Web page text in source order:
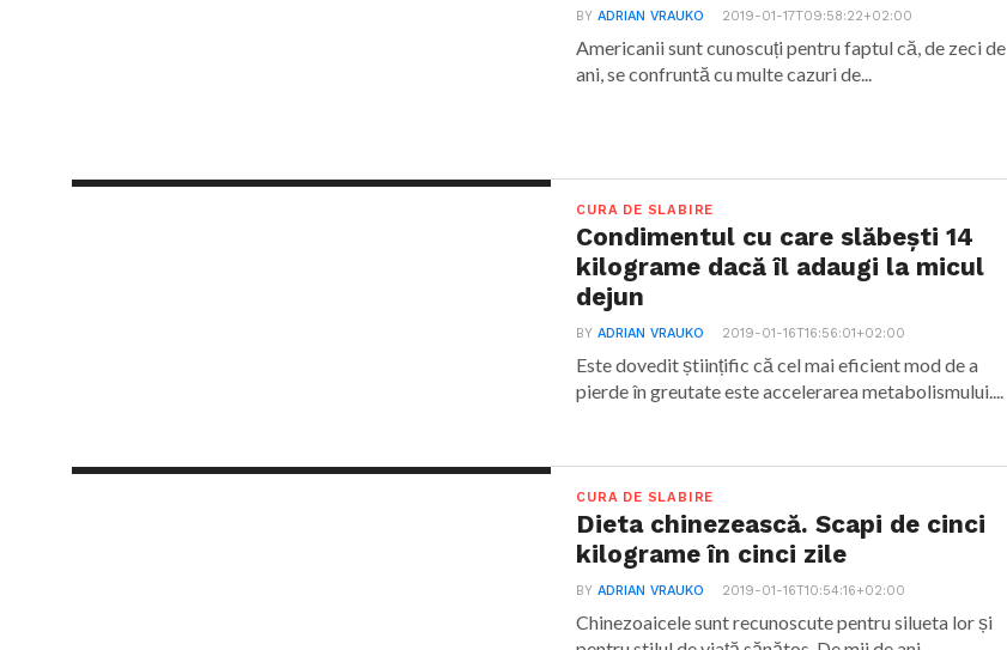
BYADRIAN VRAUKO 2019-01-17T09:58:22+02:00
Americanii sunt cunoscuți pentru faptul că, de zeci de
ani, se confruntă cu multe cazuri de...
CURA DE SLABIRE
Condimentul cu care slăbești 14
kilograme dacă îl adaugi la micul
dejun
BYADRIAN VRAUKO 2019-01-16T16:56:01+02:00
Este dovedit științific că cel mai eficient mod de a
pierde în greutate este accelerarea metabolismului....
CURA DE SLABIRE
Dieta chinezească. Scapi de cinci
kilograme în cinci zile
BYADRIAN VRAUKO 2019-01-16T10:54:16+02:00
Chinezoaicele sunt recunoscute pentru silueta lor și